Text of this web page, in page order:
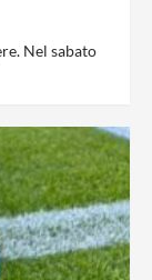
Nel sabato